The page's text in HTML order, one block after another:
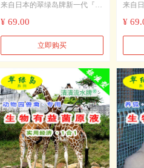
运输保活剂养殖增活剂生物
保鲜活剂日本进口原液
来自日本的翠绿岛牌新一代『
海鲜水产暂养专用·生物保鲜活
型），对于鱼虾蟹贝的保鲜、保
活效果显著，能够大幅度地减少
率，延长存活时间。该原液极大
地改善了海鲜水产品的生存环境
和质量，解决了各种海鲜水产在
暂养环节的高死亡率问题，因而
获得了广泛的赞誉与应用。
¥ 69.00
立即购买
保鲜
1+1
来自
鲜水
活效
率，
¥